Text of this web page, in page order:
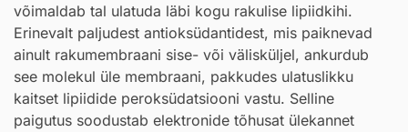
võimaldab tal ulatuda läbi kogu rakulise lipiidkihi.
Erinevalt paljudest antioksüdantidest, mis paiknevad
ainult rakumembraani sise- või välisküljel, ankurdub
see molekul üle membraani, pakkudes ulatuslikku
kaitset lipiidide peroksüdatsiooni vastu. Selline
paigutus soodustab elektronide tõhusat ülekannet